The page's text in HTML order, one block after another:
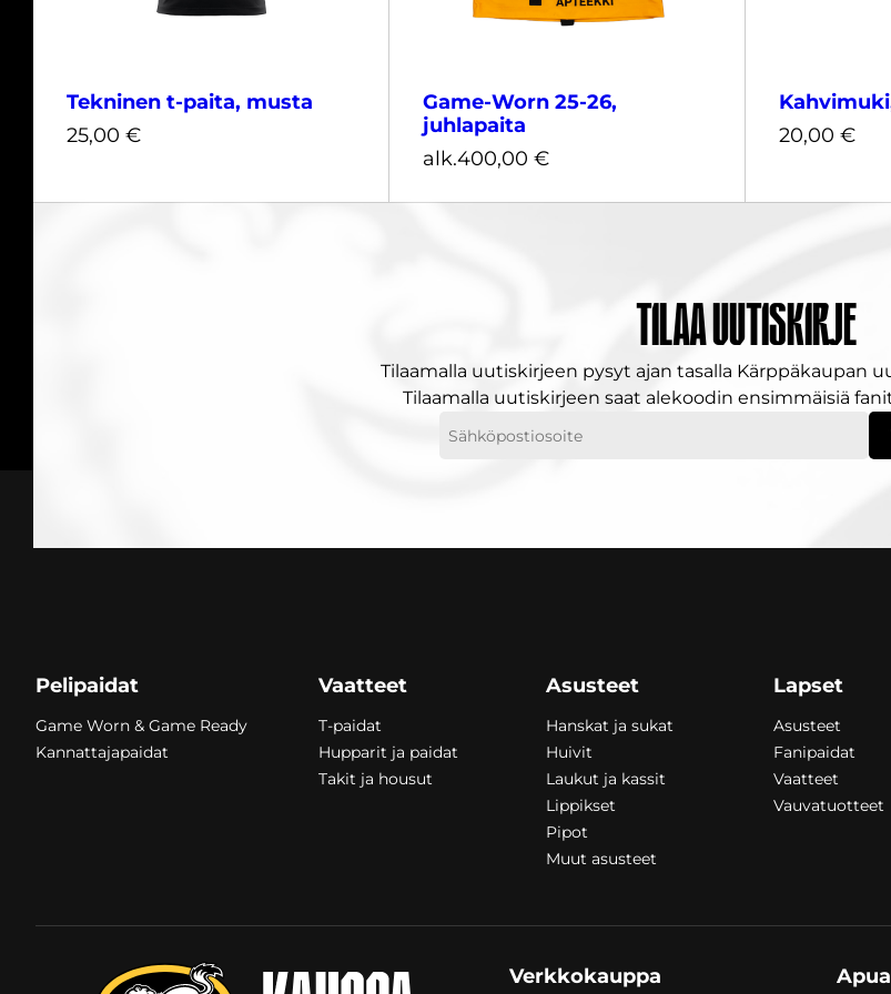
Tekninen t-paita, musta
25,00 €
Game-Worn 25-26,
juhlapaita
alk.400,00 €
20,00 €
20,00
Tilaa uutiskirje
Tilaamalla uutiskirjeen pysyt ajan tasalla Kärppäkaupan
Tilaamalla uutiskirjeen saat alekoodin ensimmäisiä
Pelipaidat
Game Worn & Game Ready
Kannattajapaidat
Vaatteet
T-paidat
Hupparit ja paidat
Takit ja housut
Asusteet
Hanskat ja sukat
Huivit
Laukut ja kassit
Lippikset
Pipot
Muut asusteet
Lapset
Asusteet
Fanipaidat
Vaatteet
Vauvatuotteet
Verkkokauppa Apua